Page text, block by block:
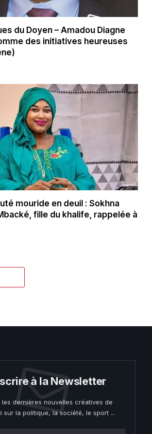
du Doyen – Amadou Diagne
des initiatives heureuses
mouride en deuil : Sokhna
fille du khalife, rappelée à
à la Newsletter
les dernières nouvelles créatives de
sur la politique, la société, le sport ...